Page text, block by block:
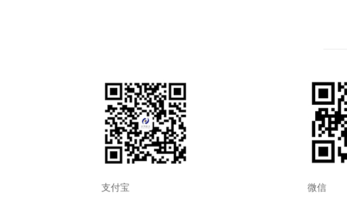
支付宝 微信